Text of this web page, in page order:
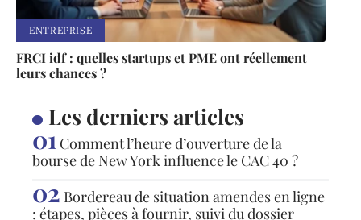
ENTREPRISE
FRCI idf : quelles startups et PME ont réellement
leurs chances ?
Les derniers articles
Comment l’heure d’ouverture de la
bourse de New York influence le CAC 40 ?
Bordereau de situation amendes en ligne
: étapes, pièces à fournir, suivi du dossier